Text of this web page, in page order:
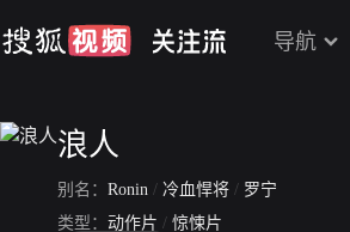
导航
浪人
别名： Ronin / 冷血悍将 / 罗宁
类型： 动作片 / 惊悚片